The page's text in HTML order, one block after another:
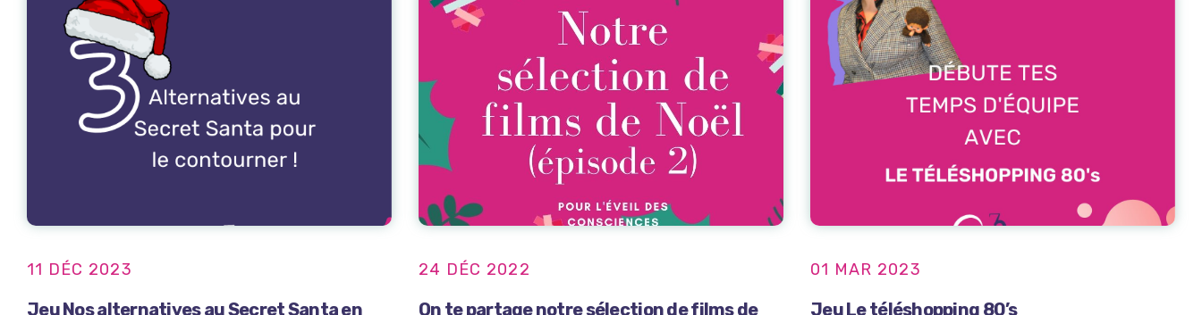
11 DÉC 2023
Jeu Nos alternatives au Secret Santa en
24 DÉC 2022
On te partage notre sélection de films de
01 MAR 2023
Jeu Le téléshopping 80’s